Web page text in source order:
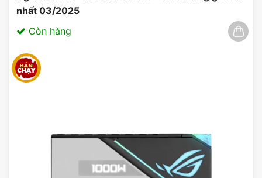
nhất 03/2025
Còn hàng